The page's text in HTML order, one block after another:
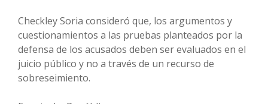
Checkley Soria consideró que, los argumentos y
cuestionamientos a las pruebas planteados por la
defensa de los acusados deben ser evaluados en el
juicio público y no a través de un recurso de
sobreseimiento.